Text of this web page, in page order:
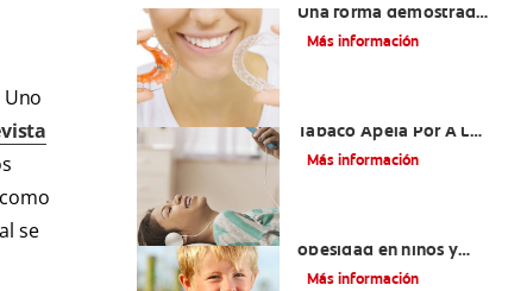
se
Una forma demostrada
para mantener una
Más información
Tabaco Apela Por A La
Juventud
Más información
obesidad en niños y
adolescentes
Más información